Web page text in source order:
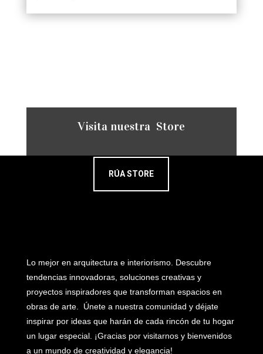
Visita nuestra Store
RÚA STORE
Lo mejor en arquitectura e interiorismo. Descubre
tendencias innovadoras, soluciones creativas y
proyectos inspiradores que transforman espacios en
obras de arte. Únete a nuestra comunidad y déjate
inspirar por ideas que harán de cada rincón de tu hogar
un lugar especial. ¡Gracias por visitarnos y bienvenidos
a un mundo de creatividad y elegancia!